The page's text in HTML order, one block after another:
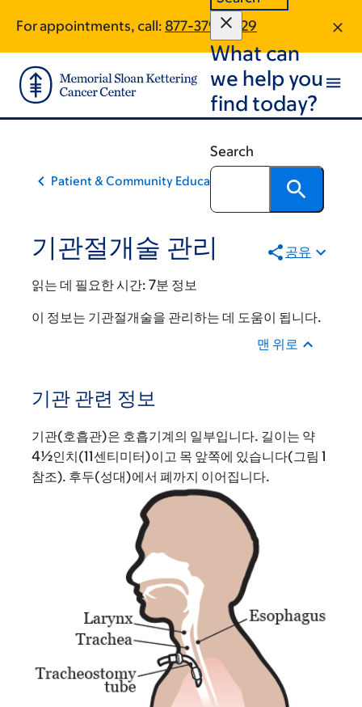
main
content
footer
For appointments, call: 877-379-3029
What can
we help you
find today?
Search
Patient & Community Education
기관절개술 관리 공유
읽는 데 필요한 시간: 7분 정보
이 정보는 기관절개술을 관리하는 데 도움이 됩니다.
맨 위로
기관 관련 정보
기관(호흡관)은 호흡기계의 일부입니다. 길이는 약
4½인치(11센티미터)이고 목 앞쪽에 있습니다(그림 1
참조). 후두(성대)에서 폐까지 이어집니다.